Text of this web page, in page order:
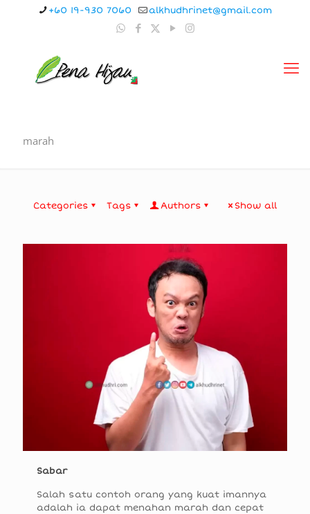
+60 19-930 7060 alkhudhrinet@gmail.com
marah
Categories Tags Authors Show all
Sabar
Salah satu contoh orang yang kuat imannya
adalah ia dapat menahan marah dan cepat